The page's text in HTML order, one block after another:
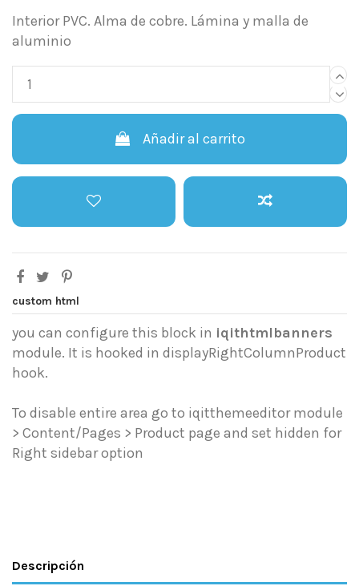
Interior PVC. Alma de cobre. Lámina y malla de
aluminio
Añadir al carrito
custom html
you can configure this block in iqithtmlbanners
module. It is hooked in displayRightColumnProduct
hook.
To disable entire area go to iqitthemeeditor module
> Content/Pages > Product page and set hidden for
Right sidebar option
Descripción